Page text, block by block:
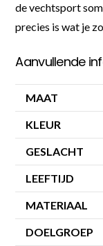
de vechtsport
precies is wat je
Aanvullende
MAAT
KLEUR
GESLACHT
LEEFTIJD
MATERIAAL
DOELGROEP